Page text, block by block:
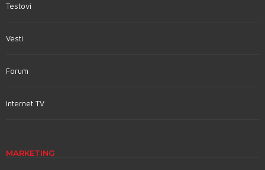
Testovi
Vesti
Forum
Internet TV
MARKETING